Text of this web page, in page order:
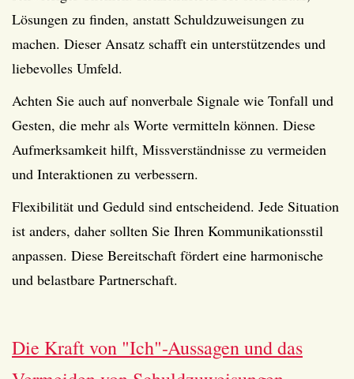
Lösungen zu finden, anstatt Schuldzuweisungen zu
machen. Dieser Ansatz schafft ein unterstützendes und
liebevolles Umfeld.
Achten Sie auch auf nonverbale Signale wie Tonfall und
Gesten, die mehr als Worte vermitteln können. Diese
Aufmerksamkeit hilft, Missverständnisse zu vermeiden
und Interaktionen zu verbessern.
Flexibilität und Geduld sind entscheidend. Jede Situation
ist anders, daher sollten Sie Ihren Kommunikationsstil
anpassen. Diese Bereitschaft fördert eine harmonische
und belastbare Partnerschaft.
Die Kraft von "Ich"-Aussagen und das